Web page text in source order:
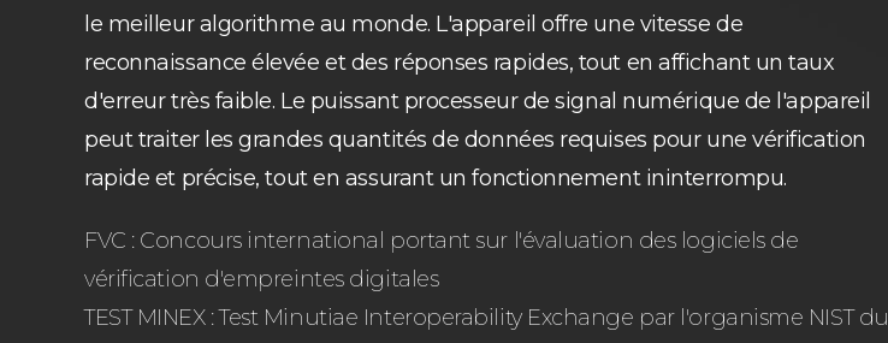
le meilleur algorithme au monde. L'appareil offre une vitesse de
reconnaissance élevée et des réponses rapides, tout en affichant un taux
d'erreur très faible. Le puissant processeur de signal numérique de l'appareil
peut traiter les grandes quantités de données requises pour une vérification
rapide et précise, tout en assurant un fonctionnement ininterrompu.
FVC : Concours international portant sur l'évaluation des logiciels de
vérification d'empreintes digitales
TEST MINEX : Test Minutiae Interoperability Exchange par l'organisme NIST du